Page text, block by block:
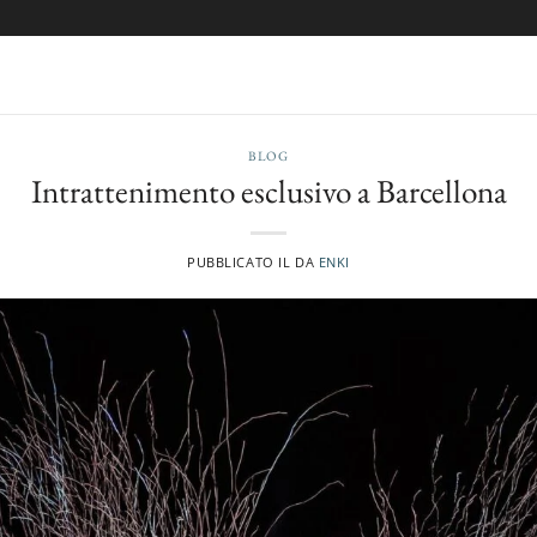
BLOG
Intrattenimento esclusivo a Barcellona
PUBBLICATO IL DA ENKI